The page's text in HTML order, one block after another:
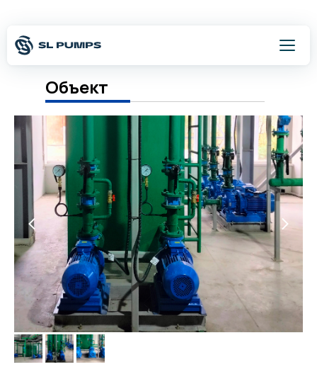
Оставить заявку
8 800 500 54 75
Написать
Каталог
Подбор оборудования
Реализованные проекты
О компании
Объект